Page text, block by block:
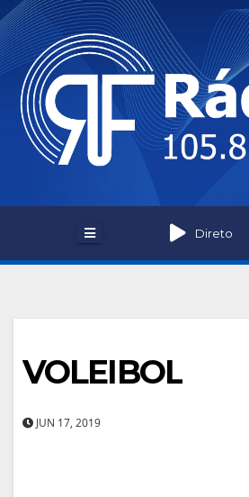
Skip
to
content
Direto
VOLEIBOL
JUN 17, 2019